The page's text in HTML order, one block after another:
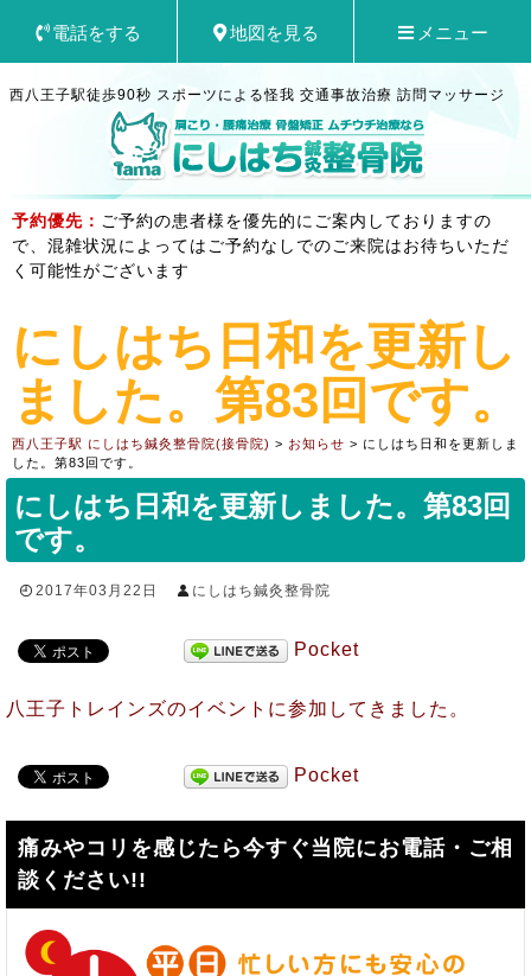
西八王子駅徒歩90秒 スポーツによる怪我 交通事故治療 訪問マッサージ
予約優先： ご予約の患者様を優先的にご案内しておりますの
で、混雑状況によってはご予約なしでのご来院はお待ちいただ
く可能性がございます
にしはち日和を更新し
ました。第83回です。
西八王子駅 にしはち鍼灸整骨院(接骨院) > お知らせ > にしはち日和を更新しま
した。第83回です。
にしはち日和を更新しました。第83回
です。
2017年03月22日 にしはち鍼灸整骨院
Pocket
八王子トレインズのイベントに参加してきました。
Pocket
痛みやコリを感じたら今すぐ当院にお電話・ご相
談ください!!
電話をする 地図を見る メニュー